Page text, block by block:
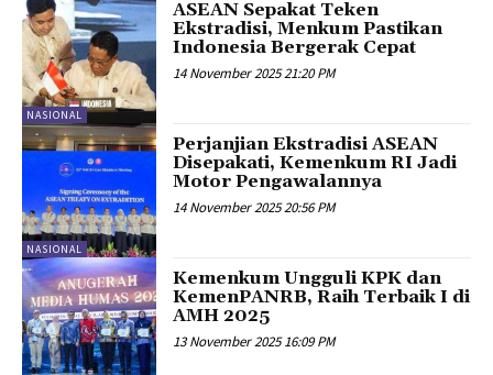
NASIONAL
ASEAN Sepakat Teken
Ekstradisi, Menkum Pastikan
Indonesia Bergerak Cepat
14 November 2025 21:20 PM
NASIONAL
Perjanjian Ekstradisi ASEAN
Disepakati, Kemenkum RI Jadi
Motor Pengawalannya
14 November 2025 20:56 PM
Kemenkum Ungguli KPK dan
KemenPANRB, Raih Terbaik I di
AMH 2025
13 November 2025 16:09 PM